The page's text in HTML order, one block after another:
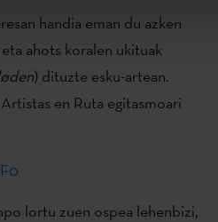
handia eman du azken
ahots koralen ukituak
) dituzte esku-artean.
en Ruta egitasmoari
lortu zuen ospea lehenbizi,